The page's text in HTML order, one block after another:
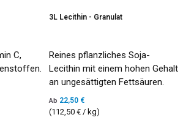
C,
3L Lecithin - Granulat
Reines pflanzliches Soja-
Lecithin mit einem hohen Gehalt
an ungesättigten Fettsäuren.
Ab 22,50 €
(112,50 € / kg)